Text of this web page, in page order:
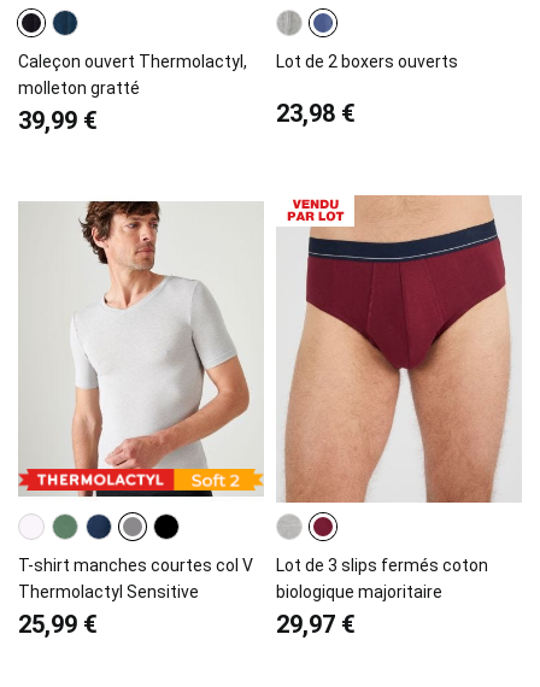
Caleçon ouvert Thermolactyl,
molleton gratté
39,99 €
Lot de 2 boxers ouverts
23,98 €
T-shirt manches courtes col V
Thermolactyl Sensitive
25,99 €
Lot de 3 slips fermés coton
biologique majoritaire
29,97 €